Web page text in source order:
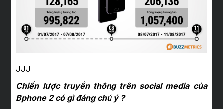
JJJ
Chiến lược truyền thông trên social media của
Bphone 2 có gì đáng chú ý ?